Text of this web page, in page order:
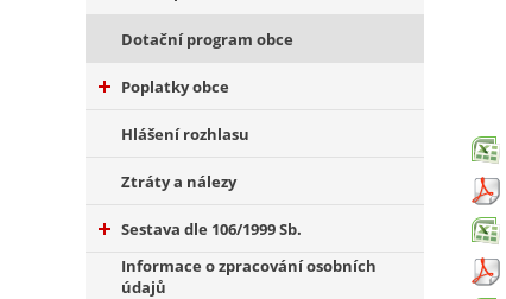
Dotační program obce
Poplatky obce
Hlášení rozhlasu
Ztráty a nálezy
Sestava dle 106/1999 Sb.
Informace o zpracování osobních
údajů